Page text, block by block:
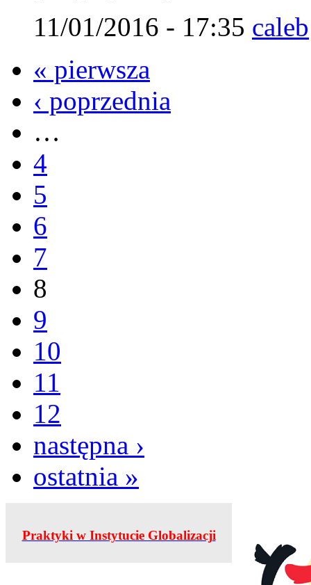
11/01/2016 - 17:35 caleb
« pierwsza
‹ poprzednia
…
4
5
6
7
8
9
10
11
12
następna ›
ostatnia »
Praktyki w Instytucie Globalizacji